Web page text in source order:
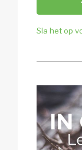
Sla het op